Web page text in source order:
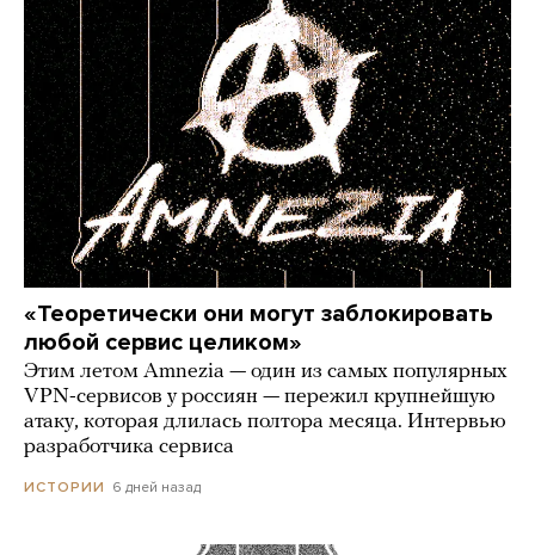
«Теоретически они могут заблокировать
любой сервис целиком»
Этим летом Amnezia — один из самых популярных
VPN-сервисов у россиян — пережил крупнейшую
атаку, которая длилась полтора месяца. Интервью
разработчика сервиса
ИСТОРИИ 6 дней назад